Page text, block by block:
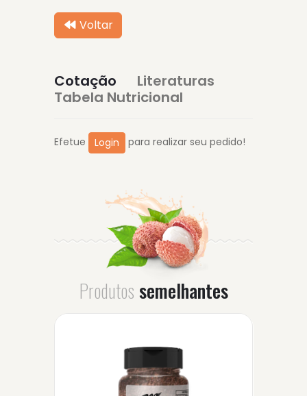
Voltar
Cotação
Literaturas
Tabela Nutricional
Efetue Login para realizar seu pedido!
Produtos semelhantes